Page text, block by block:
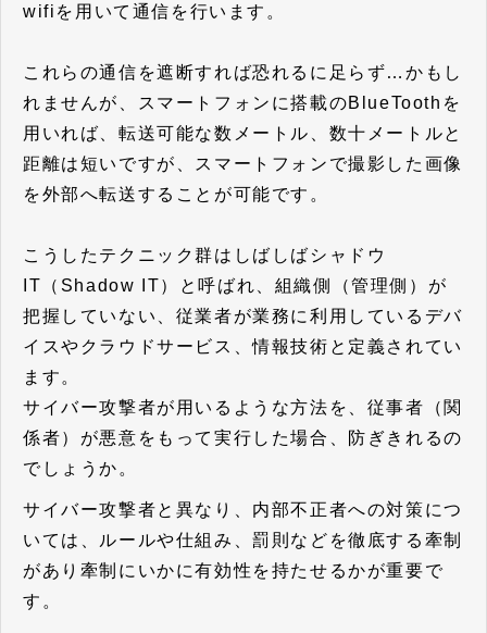
wifiを用いて通信を行います。
これらの通信を遮断すれば恐れるに足らず…かもし
れませんが、スマートフォンに搭載のBlueToothを
用いれば、転送可能な数メートル、数十メートルと
距離は短いですが、スマートフォンで撮影した画像
を外部へ転送することが可能です。
こうしたテクニック群はしばしばシャドウ
IT（Shadow IT）と呼ばれ、組織側（管理側）が
把握していない、従業者が業務に利用しているデバ
イスやクラウドサービス、情報技術と定義されてい
ます。
サイバー攻撃者が用いるような方法を、従事者（関
係者）が悪意をもって実行した場合、防ぎきれるの
でしょうか。
サイバー攻撃者と異なり、内部不正者への対策につ
いては、ルールや仕組み、罰則などを徹底する牽制
があり牽制にいかに有効性を持たせるかが重要で
す。